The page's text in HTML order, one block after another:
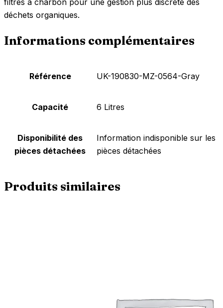
déchets organiques.
Informations complémentaires
Référence ‎UK-190830-MZ-0564-Gray
Capacité ‎6 Litres
Disponibilité des
pièces détachées
‎Information indisponible sur les
pièces détachées
Produits similaires